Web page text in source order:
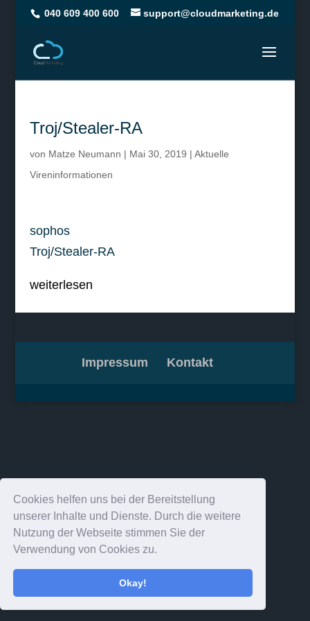
Cookies helfen uns bei der Bereitstellung
unserer Inhalte und Dienste. Durch die weitere
Nutzung der Webseite stimmen Sie der
Verwendung von Cookies zu.
Okay!
040 609 400 600 support@cloudmarketing.de
Troj/Stealer-RA
von Matze Neumann | Mai 30, 2019 | Aktuelle
Vireninformationen
sophos
Troj/Stealer-RA
weiterlesen
Impressum Kontakt